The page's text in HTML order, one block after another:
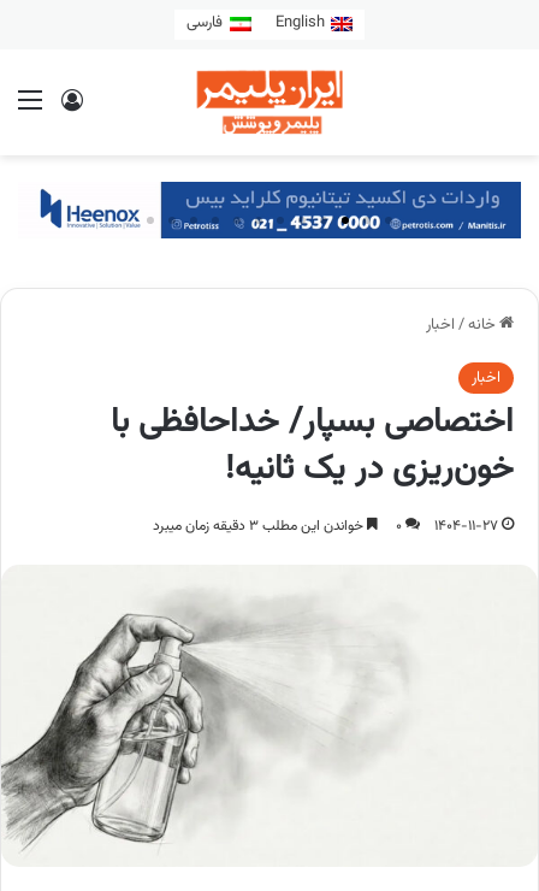
English فارسی
خانه/ اخبار
اخبار
اختصاصی بسپار/ خداحافظی با
خون‌ریزی در یک ثانیه!
1404-11-27
0 خواندن این مطلب 3 دقیقه زمان میبرد